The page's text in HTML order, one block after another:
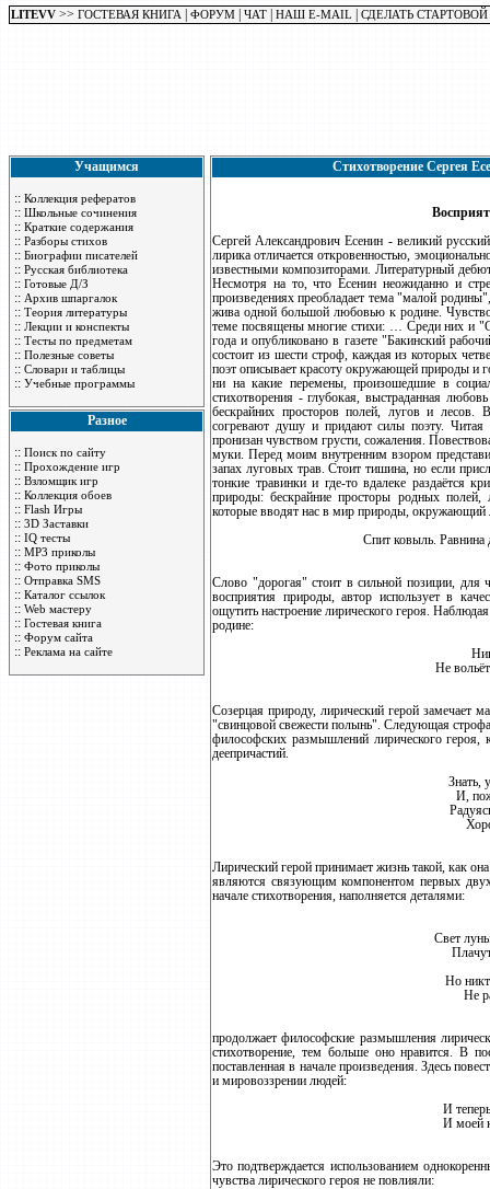
LITEVV >> ГОСТЕВАЯ КНИГА ФОРУМ ЧАТ НАШ E-MAIL СДЕЛАТЬ СТАРТОВОЙ
Учащимся
:: Коллекция рефератов
:: Школьные сочинения
:: Краткие содержания
:: Разборы стихов
:: Биографии писателей
:: Русская библиотека
:: Готовые Д/З
:: Архив шпаргалок
:: Теория литературы
:: Лекции и конспекты
:: Тесты по предметам
:: Полезные советы
:: Словари и таблицы
:: Учебные программы
Разное
:: Поиск по сайту
:: Прохождение игр
:: Взломщик игр
:: Коллекция обоев
:: Flash Игры
:: 3D Заставки
:: IQ тесты
:: MP3 приколы
:: Фото приколы
:: Отправка SMS
:: Каталог ссылок
:: Web мастеру
:: Гостевая книга
:: Форум сайта
:: Реклама на сайте
Стихотворение Сергея
Сергей Александрович Есенин - великий
лирика отличается откровенностью,
известными композиторами. Литературный
Несмотря на то, что Есенин неожиданно и
произведениях преобладает тема "малой
жива одной большой любовью к родине.
теме посвящены многие стихи: … Среди них и
года и опубликовано в газете "Бакинский
состоит из шести строф, каждая из которых
поэт описывает красоту окружающей природы и
ни на какие перемены, произошедшие в
стихотворения - глубокая, выстраданная
бескрайних просторов полей, лугов и
согревают душу и придают силы поэту. Читая
пронизан чувством грусти, сожаления.
муки. Перед моим внутренним взором
запах луговых трав. Стоит тишина, но если
тонкие травинки и где-то вдалеке раздаётся
природы: бескрайние просторы родных полей,
которые вводят нас в мир природы, окружающий
Спит ковыль. Равнина
Слово "дорогая" стоит в сильной позиции, для
восприятия природы, автор использует в
ощутить настроение лирического героя.
родине:
Не
Созерцая природу, лирический герой
"свинцовой свежести полынь". Следующая строфа
философских размышлений лирического героя,
деепричастий.
Знать,
И,
Лирический герой принимает жизнь такой, как
являются связующим компонентом первых
начале стихотворения, наполняется деталями:
Свет
Но
Не
продолжает философские размышления
стихотворение, тем больше оно нравится. В
поставленная в начале произведения. Здесь
и мировоззрении людей:
И
И моей
Это подтверждается использованием
чувства лирического героя не повлияли: